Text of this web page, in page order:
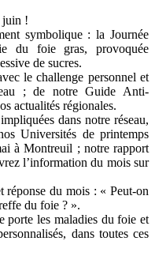
juin !
symbolique : la Journée
du foie gras, provoquée
de sucres.
le challenge personnel et
; de notre Guide Anti-
actualités régionales.
dans notre réseau,
Universités de printemps
à Montreuil ; notre rapport
l’information du mois sur
réponse du mois : « Peut-on
du foie ? ».
porte les maladies du foie et
dans toutes ces